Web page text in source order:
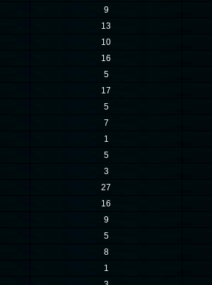
9
13
10
16
5
17
5
7
1
5
3
27
16
9
5
8
1